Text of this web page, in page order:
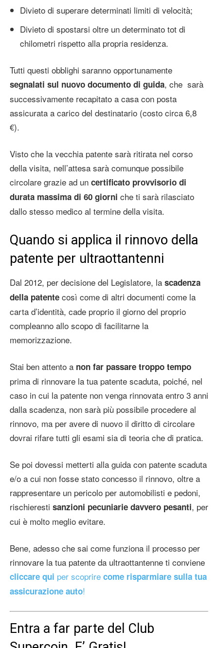
Divieto di superare determinati limiti di velocità;
Divieto di spostarsi oltre un determinato tot di
chilometri rispetto alla propria residenza.
Tutti questi obblighi saranno opportunamente
segnalati sul nuovo documento di guida, che sarà
successivamente recapitato a casa con posta
assicurata a carico del destinatario (costo circa 6,8
€).
Visto che la vecchia patente sarà ritirata nel corso
della visita, nell’attesa sarà comunque possibile
circolare grazie ad un certificato provvisorio di
durata massima di 60 giorni che ti sarà rilasciato
dallo stesso medico al termine della visita.
Quando si applica il rinnovo della
patente per ultraottantenni
Dal 2012, per decisione del Legislatore, la scadenza
della patente così come di altri documenti come la
carta d’identità, cade proprio il giorno del proprio
compleanno allo scopo di facilitarne la
memorizzazione.
Stai ben attento a non far passare troppo tempo
prima di rinnovare la tua patente scaduta, poiché, nel
caso in cui la patente non venga rinnovata entro 3 anni
dalla scadenza, non sarà più possibile procedere al
rinnovo, ma per avere di nuovo il diritto di circolare
dovrai rifare tutti gli esami sia di teoria che di pratica.
Se poi dovessi metterti alla guida con patente scaduta
e/o a cui non fosse stato concesso il rinnovo, oltre a
rappresentare un pericolo per automobilisti e pedoni,
rischieresti sanzioni pecuniarie davvero pesanti, per
cui è molto meglio evitare.
Bene, adesso che sai come funziona il processo per
rinnovare la tua patente da ultraottantenne ti conviene
cliccare qui per scoprire come risparmiare sulla tua
assicurazione auto!
Entra a far parte del Club